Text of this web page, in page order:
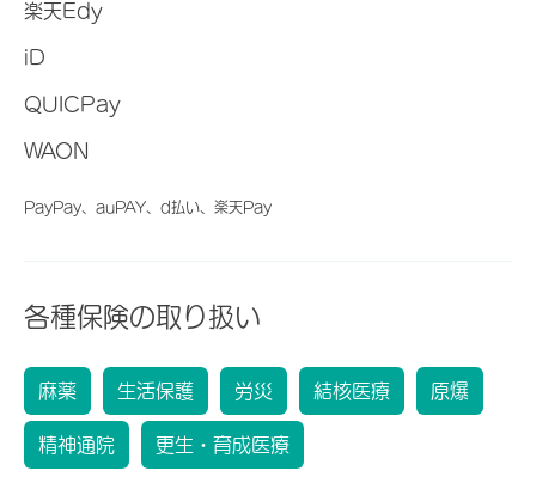
楽天Edy
iD
QUICPay
WAON
PayPay、auPAY、d払い、楽天Pay
各種保険の取り扱い
麻薬 生活保護 労災 結核医療 原爆
精神通院 更生・育成医療